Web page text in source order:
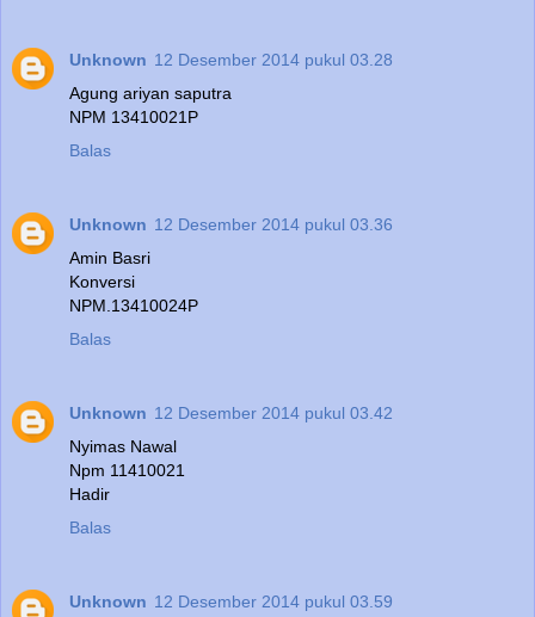
Unknown 12 Desember 2014 pukul 03.28
Agung ariyan saputra
NPM 13410021P
Balas
Unknown 12 Desember 2014 pukul 03.36
Amin Basri
Konversi
NPM.13410024P
Balas
Unknown 12 Desember 2014 pukul 03.42
Nyimas Nawal
Npm 11410021
Hadir
Balas
Unknown 12 Desember 2014 pukul 03.59